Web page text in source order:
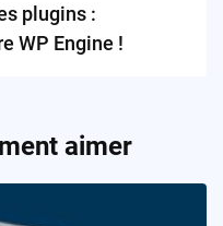
plugins :
WP Engine !
aimer